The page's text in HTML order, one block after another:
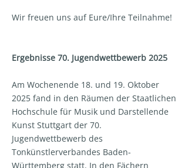
Wir freuen uns auf Eure/Ihre Teilnahme!
Ergebnisse 70. Jugendwettbewerb 2025
Am Wochenende 18. und 19. Oktober
2025 fand in den Räumen der Staatlichen
Hochschule für Musik und Darstellende
Kunst Stuttgart der 70.
Jugendwettbewerb des
Tonkünstlerverbandes Baden-
Württemberg statt. In den Fächern